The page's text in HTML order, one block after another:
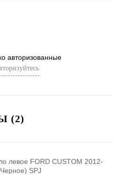
авторизованные
(2)
левое FORD CUSTOM 2012-
SPJ